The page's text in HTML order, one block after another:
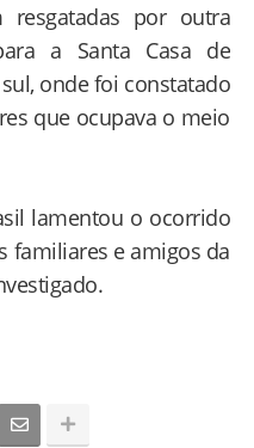
resgatadas por outra
a Santa Casa de
onde foi constatado
que ocupava o meio
lamentou o ocorrido
familiares e amigos da